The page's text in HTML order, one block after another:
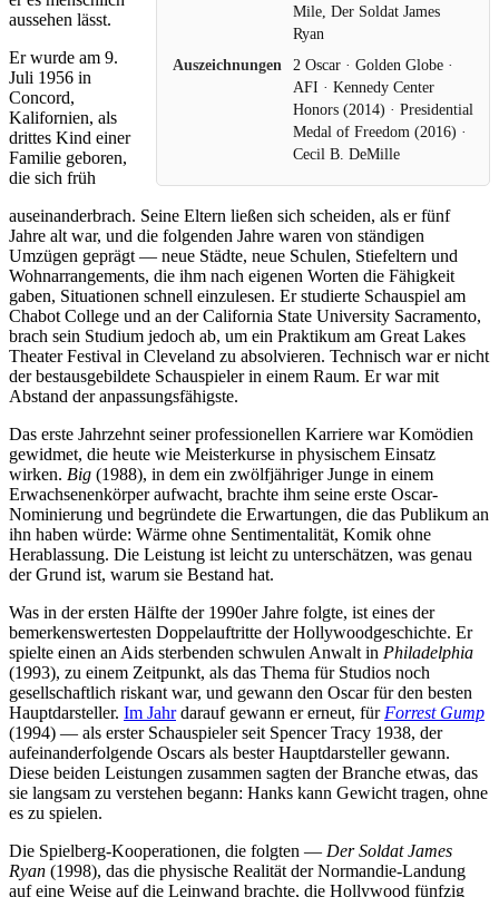
Mile, Der Soldat James
Ryan
Auszeichnungen
2 Oscar · Golden Globe ·
AFI · Kennedy Center
Honors (2014) · Presidential
Medal of Freedom (2016) ·
Cecil B. DeMille
aussehen lässt.
Er wurde am 9.
Juli 1956 in
Concord,
Kalifornien, als
drittes Kind einer
Familie geboren,
die sich früh
auseinanderbrach. Seine Eltern ließen sich scheiden, als er fünf
Jahre alt war, und die folgenden Jahre waren von ständigen
Umzügen geprägt — neue Städte, neue Schulen, Stiefeltern und
Wohnarrangements, die ihm nach eigenen Worten die Fähigkeit
gaben, Situationen schnell einzulesen. Er studierte Schauspiel am
Chabot College und an der California State University Sacramento,
brach sein Studium jedoch ab, um ein Praktikum am Great Lakes
Theater Festival in Cleveland zu absolvieren. Technisch war er nicht
der bestausgebildete Schauspieler in einem Raum. Er war mit
Abstand der anpassungsfähigste.
Das erste Jahrzehnt seiner professionellen Karriere war Komödien
gewidmet, die heute wie Meisterkurse in physischem Einsatz
wirken. Big (1988), in dem ein zwölfjähriger Junge in einem
Erwachsenenkörper aufwacht, brachte ihm seine erste Oscar-
Nominierung und begründete die Erwartungen, die das Publikum an
ihn haben würde: Wärme ohne Sentimentalität, Komik ohne
Herablassung. Die Leistung ist leicht zu unterschätzen, was genau
der Grund ist, warum sie Bestand hat.
Was in der ersten Hälfte der 1990er Jahre folgte, ist eines der
bemerkenswertesten Doppelauftritte der Hollywoodgeschichte. Er
spielte einen an Aids sterbenden schwulen Anwalt in Philadelphia
(1993), zu einem Zeitpunkt, als das Thema für Studios noch
gesellschaftlich riskant war, und gewann den Oscar für den besten
Hauptdarsteller. Im Jahrdarauf gewann er erneut, für Forrest Gump
(1994) — als erster Schauspieler seit Spencer Tracy 1938, der
aufeinanderfolgende Oscars als bester Hauptdarsteller gewann.
Diese beiden Leistungen zusammen sagten der Branche etwas, das
sie langsam zu verstehen begann: Hanks kann Gewicht tragen, ohne
es zu spielen.
Die Spielberg-Kooperationen, die folgten — Der Soldat James
Ryan (1998), das die physische Realität der Normandie-Landung
auf eine Weise auf die Leinwand brachte, die Hollywood fünfzig